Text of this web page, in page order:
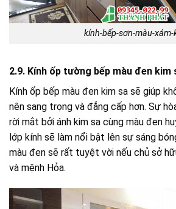
kính-bếp-sơn-màu-xám-
2.9. Kính ốp tường bếp màu đen kim
Kính ốp bếp màu đen kim sa sẽ giúp
nên sang trọng và đẳng cấp hơn. Sự
rời mắt bởi ánh kim sa cùng màu đen
lớp kính sẽ làm nổi bật lên sự sáng
màu đen sẽ rất tuyệt vời nếu chủ sở
và mệnh Hỏa.